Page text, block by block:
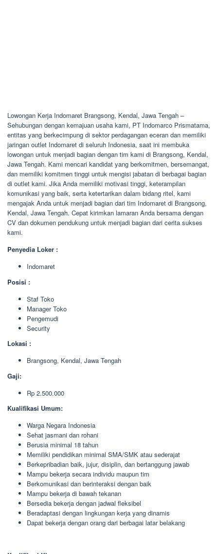
Lowongan Kerja Indomaret Brangsong, Kendal, Jawa Tengah –
Sehubungan dengan kemajuan usaha kami, PT Indomarco Prismatama,
entitas yang berkecimpung di sektor perdagangan eceran dan memiliki
jaringan outlet Indomaret di seluruh Indonesia, saat ini membuka
lowongan untuk menjadi bagian dengan tim kami di Brangsong, Kendal,
Jawa Tengah. Kami mencari kandidat yang berkomitmen, bersemangat,
dan memiliki komitmen tinggi untuk mengisi jabatan di berbagai bagian
di outlet kami. Jika Anda memiliki motivasi tinggi, keterampilan
komunikasi yang baik, serta ketertarikan dalam bidang ritel, kami
mengajak Anda untuk menjadi bagian dari tim Indomaret di Brangsong,
Kendal, Jawa Tengah. Cepat kirimkan lamaran Anda bersama dengan
CV dan dokumen pendukung untuk menjadi bagian dari cerita sukses
kami.
Penyedia Loker :
Indomaret
Posisi :
Staf Toko
Manager Toko
Pengemudi
Security
Lokasi :
Brangsong, Kendal, Jawa Tengah
Gaji:
Rp 2.500.000
Kualifikasi Umum:
Warga Negara Indonesia
Sehat jasmani dan rohani
Berusia minimal 18 tahun
Memiliki pendidikan minimal SMA/SMK atau sederajat
Berkepribadian baik, jujur, disiplin, dan bertanggung jawab
Mampu bekerja secara individu maupun tim
Berkomunikasi dan berinteraksi dengan baik
Mampu bekerja di bawah tekanan
Bersedia bekerja dengan jadwal fleksibel
Beradaptasi dengan lingkungan kerja yang dinamis
Dapat bekerja dengan orang dari berbagai latar belakang